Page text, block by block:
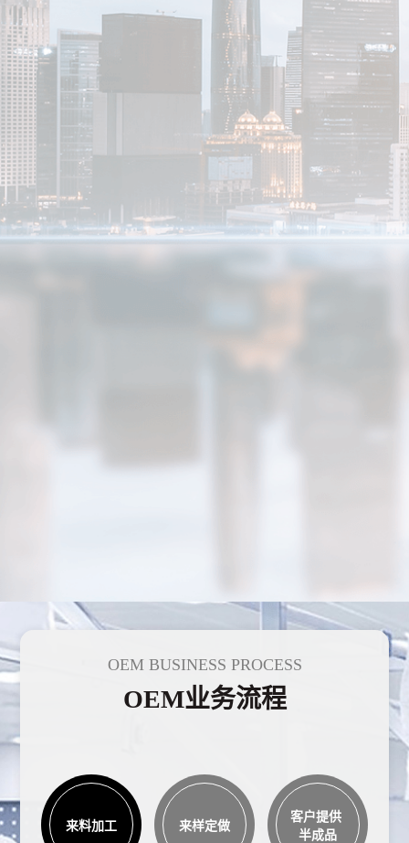
OEM BUSINESS PROCESS
OEM业务流程
来料加工 来样定做
客户提供
半成品